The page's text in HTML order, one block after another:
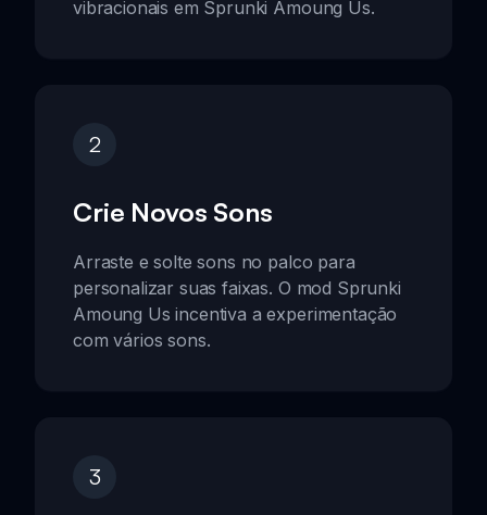
vibracionais em Sprunki Amoung Us.
2
Crie Novos Sons
Arraste e solte sons no palco para
personalizar suas faixas. O mod Sprunki
Amoung Us incentiva a experimentação
com vários sons.
3